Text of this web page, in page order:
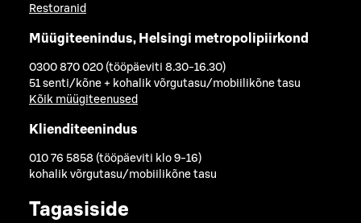
Restoranid
Müügiteenindus, Helsingi metropolipiirkond
0300 870 020 (tööpäeviti 8.30-16.30)
51 senti/kõne + kohalik võrgutasu/mobiilikõne tasu
Kõik müügiteenused
Klienditeenindus
010 76 5858 (tööpäeviti klo 9-16)
kohalik võrgutasu/mobiilikõne tasu
Tagasiside